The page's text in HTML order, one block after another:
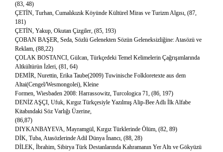
(83, 48)
ÇETİN, Turhan, Cumalıkızık Köyünde Kültürel Miras ve Turizm Algısı, (87,
181)
ÇETİN, Yakup, Okutan Çizgiler, (85, 193)
ÇOBAN BAŞER, Seda, Sözlü Gelenekten Sözün Geleneksizliğine: Atasözü ve
Reklam, (88,22)
ÇOLAK BOSTANCI, Gülcan, Türkçedeki Temel Kelimelerin Çağrışımlarında
Altkültürün İzleri, (81, 64)
DEMİR, Nurettin, Erika Taube(2009) Tuwinische Folkloretexte aus dem
Altai(Cengel/Wesmongolei), Kleine
Formen, Wiesbaden 2008: Harrassowitz, Turcologica 71, (86, 197)
DENİZ AŞÇI, Ufuk, Kırgız Türkçesiyle Yazılmış Alip-Bee Adlı İlk Alfabe
Kitabındaki Söz Varlığı Üzerine,
(86,87)
DIYKANBAYEVA, Mayramgül, Kırgız Türklerinde Ölüm, (82, 89)
DİK, Tuba, Atasözlerinde Adil Dünya İnancı, (88, 28)
DİLEK, İbrahim, Sibirya Türk Destanlarında Kahramanın Yer Altı ve Gökyüzü